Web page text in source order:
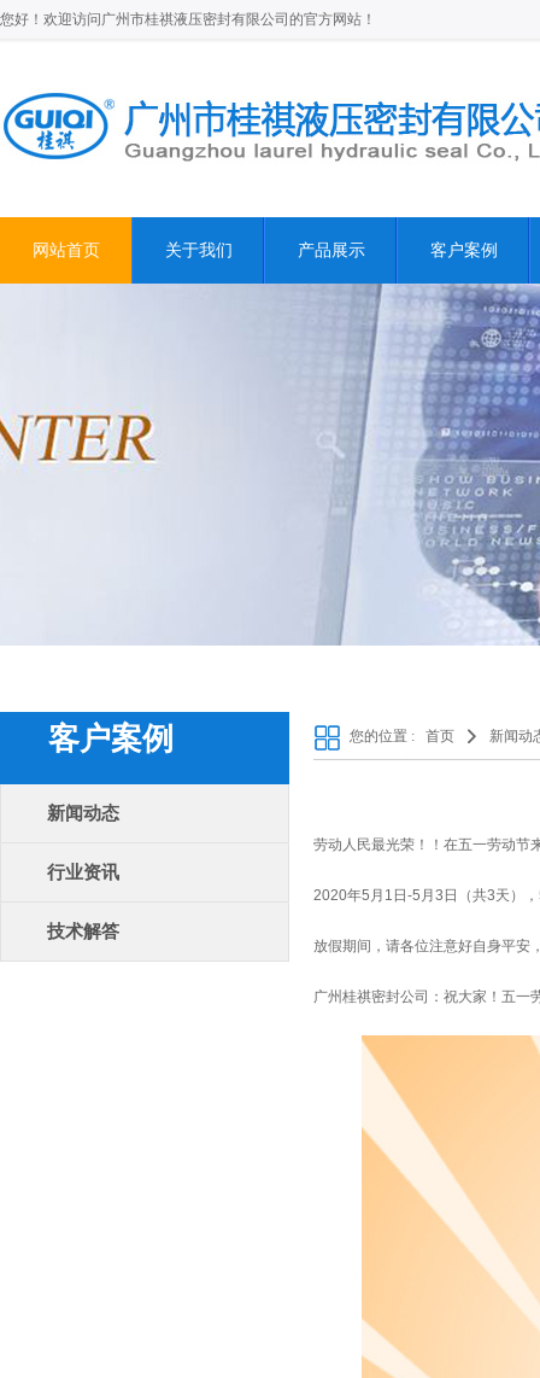
您好！欢迎访问广州市桂祺液压密封有限公司的官方网站！
网站首页 关于我们 产品展示 客户案例
客户案例
新闻动态
行业资讯
技术解答
您的位置 : 首页 新闻动
劳动人民最光荣！！在五一劳动节
2020年5月1日-5月3日（共3天）
放假期间，请各位注意好自身平安
广州桂祺密封公司 ：祝大家！五一